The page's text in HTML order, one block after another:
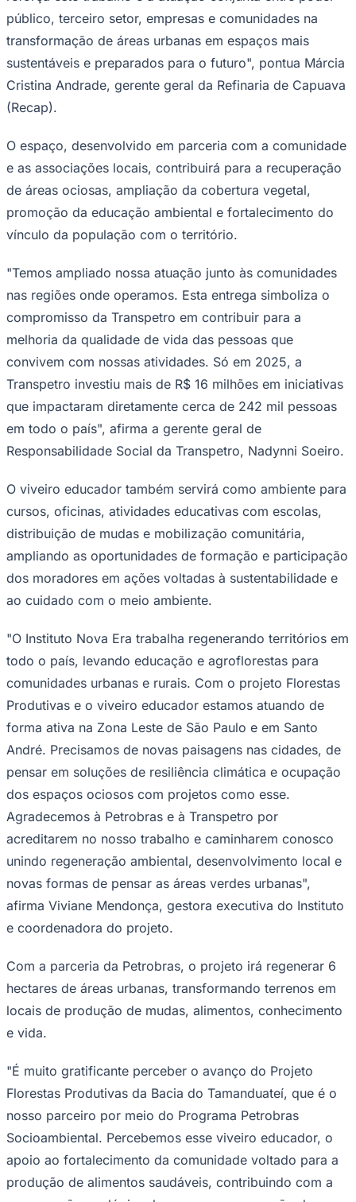
Palmeiras
São Paulo
público, terceiro setor, empresas e comunidades na
transformação de áreas urbanas em espaços mais
sustentáveis e preparados para o futuro", pontua Márcia
Cristina Andrade, gerente geral da Refinaria de Capuava
(Recap).
O espaço, desenvolvido em parceria com a comunidade
e as associações locais, contribuirá para a recuperação
de áreas ociosas, ampliação da cobertura vegetal,
promoção da educação ambiental e fortalecimento do
vínculo da população com o território.
"Temos ampliado nossa atuação junto às comunidades
nas regiões onde operamos. Esta entrega simboliza o
compromisso da Transpetro em contribuir para a
melhoria da qualidade de vida das pessoas que
convivem com nossas atividades. Só em 2025, a
Transpetro investiu mais de R$ 16 milhões em iniciativas
que impactaram diretamente cerca de 242 mil pessoas
em todo o país", afirma a gerente geral de
Responsabilidade Social da Transpetro, Nadynni Soeiro.
O viveiro educador também servirá como ambiente para
cursos, oficinas, atividades educativas com escolas,
distribuição de mudas e mobilização comunitária,
ampliando as oportunidades de formação e participação
dos moradores em ações voltadas à sustentabilidade e
ao cuidado com o meio ambiente.
"O Instituto Nova Era trabalha regenerando territórios em
todo o país, levando educação e agroflorestas para
comunidades urbanas e rurais. Com o projeto Florestas
Produtivas e o viveiro educador estamos atuando de
forma ativa na Zona Leste de São Paulo e em Santo
André. Precisamos de novas paisagens nas cidades, de
pensar em soluções de resiliência climática e ocupação
dos espaços ociosos com projetos como esse.
Agradecemos à Petrobras e à Transpetro por
acreditarem no nosso trabalho e caminharem conosco
unindo regeneração ambiental, desenvolvimento local e
novas formas de pensar as áreas verdes urbanas",
afirma Viviane Mendonça, gestora executiva do Instituto
e coordenadora do projeto.
Com a parceria da Petrobras, o projeto irá regenerar 6
hectares de áreas urbanas, transformando terrenos em
locais de produção de mudas, alimentos, conhecimento
e vida.
"É muito gratificante perceber o avanço do Projeto
Florestas Produtivas da Bacia do Tamanduateí, que é o
nosso parceiro por meio do Programa Petrobras
Socioambiental. Percebemos esse viveiro educador, o
apoio ao fortalecimento da comunidade voltado para a
produção de alimentos saudáveis, contribuindo com a